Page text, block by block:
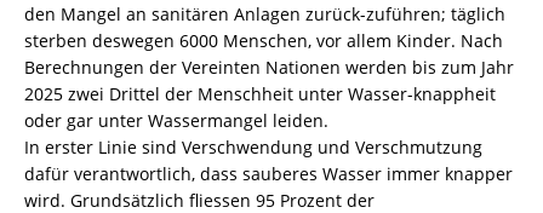
den Mangel an sanitären Anlagen zurück-zuführen; täglich
sterben deswegen 6000 Menschen, vor allem Kinder. Nach
Berechnungen der Vereinten Nationen werden bis zum Jahr
2025 zwei Drittel der Menschheit unter Wasser-knappheit
oder gar unter Wassermangel leiden.
In erster Linie sind Verschwendung und Verschmutzung
dafür verantwortlich, dass sauberes Wasser immer knapper
wird. Grundsätzlich fliessen 95 Prozent der